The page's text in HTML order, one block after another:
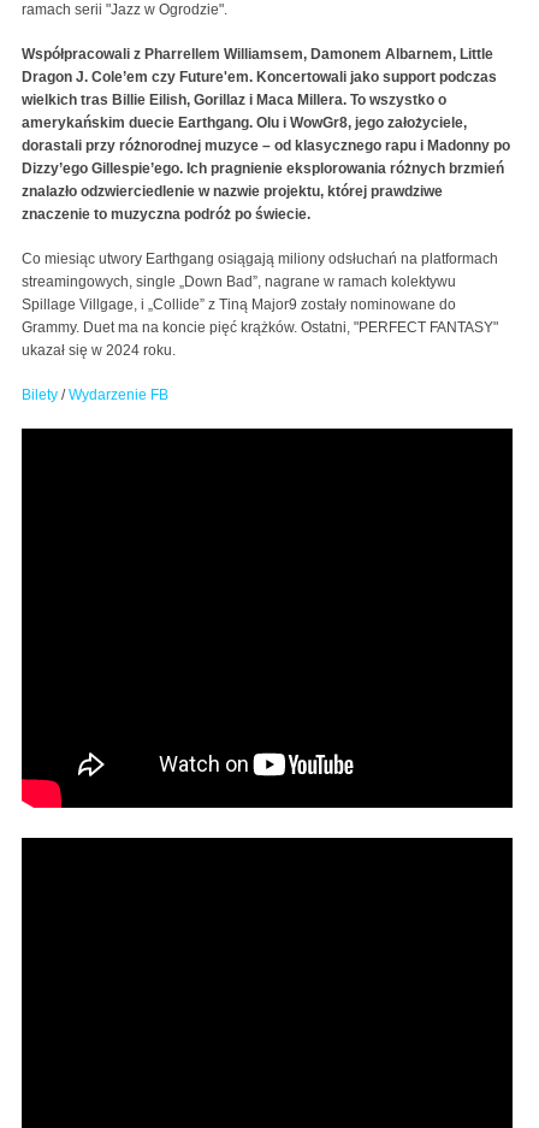
ramach serii "Jazz w Ogrodzie".
Współpracowali z Pharrellem Williamsem, Damonem Albarnem, Little
Dragon J. Cole’em czy Future'em. Koncertowali jako support podczas
wielkich tras Billie Eilish, Gorillaz i Maca Millera. To wszystko o
amerykańskim duecie Earthgang. Olu i WowGr8, jego założyciele,
dorastali przy różnorodnej muzyce – od klasycznego rapu i Madonny po
Dizzy’ego Gillespie’ego. Ich pragnienie eksplorowania różnych brzmień
znalazło odzwierciedlenie w nazwie projektu, której prawdziwe
znaczenie to muzyczna podróż po świecie.
Co miesiąc utwory Earthgang osiągają miliony odsłuchań na platformach
streamingowych, single „Down Bad”, nagrane w ramach kolektywu
Spillage Villgage, i „Collide” z Tiną Major9 zostały nominowane do
Grammy. Duet ma na koncie pięć krążków. Ostatni, "PERFECT FANTASY"
ukazał się w 2024 roku.
Bilety /Wydarzenie FB